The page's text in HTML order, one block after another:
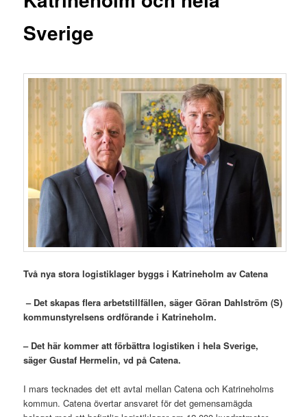
Sverige
Två nya stora logistiklager byggs i Katrineholm av Catena
– Det skapas flera arbetstillfällen, säger Göran Dahlström (S)
kommunstyrelsens ordförande i Katrineholm.
– Det här kommer att förbättra logistiken i hela Sverige,
säger Gustaf Hermelin, vd på Catena.
I mars tecknades det ett avtal mellan Catena och Katrineholms
kommun. Catena övertar ansvaret för det gemensamägda